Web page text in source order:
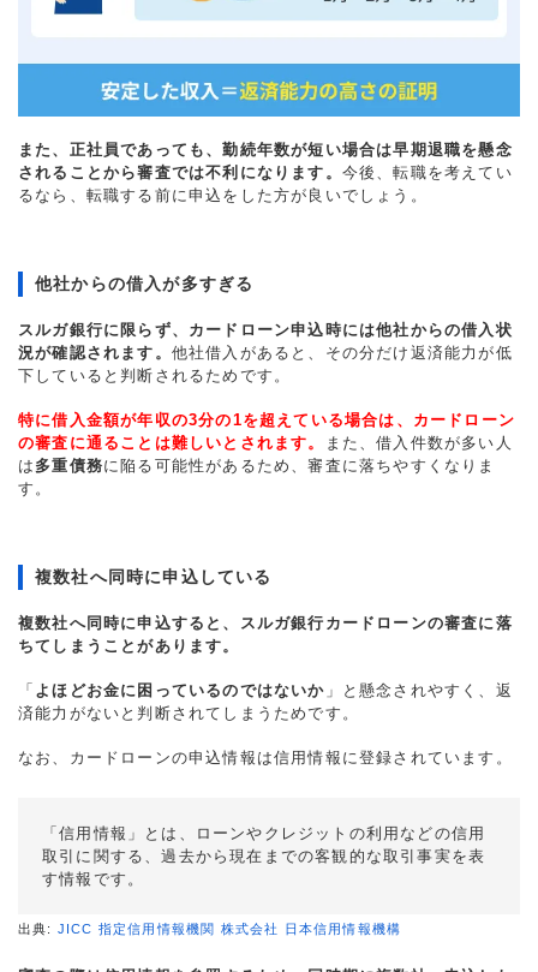
また、正社員であっても、勤続年数が短い場合は早期退職を懸念
されることから審査では不利になります。 今後、転職を考えてい
るなら、転職する前に申込をした方が良いでしょう。
他社からの借入が多すぎる
スルガ銀行に限らず、カードローン申込時には他社からの借入状
況が確認されます。 他社借入があると、その分だけ返済能力が低
下していると判断されるためです。
特に借入金額が年収の3分の1を超えている場合は、カードローン
の審査に通ることは難しいとされます。
また、借入件数が多い人
は 多重債務に陥る可能性があるため、審査に落ちやすくなりま
す。
複数社へ同時に申込している
複数社へ同時に申込すると、スルガ銀行カードローンの審査に落
ちてしまうことがあります。
「 よほどお金に困っているのではないか 」と懸念されやすく、返
済能力がないと判断されてしまうためです。
なお、カードローンの申込情報は信用情報に登録されています。
「信用情報」とは、ローンやクレジットの利用などの信用
取引に関する、過去から現在までの客観的な取引事実を表
す情報です。
出典: JICC 指定信用情報機関 株式会社 日本信用情報機構